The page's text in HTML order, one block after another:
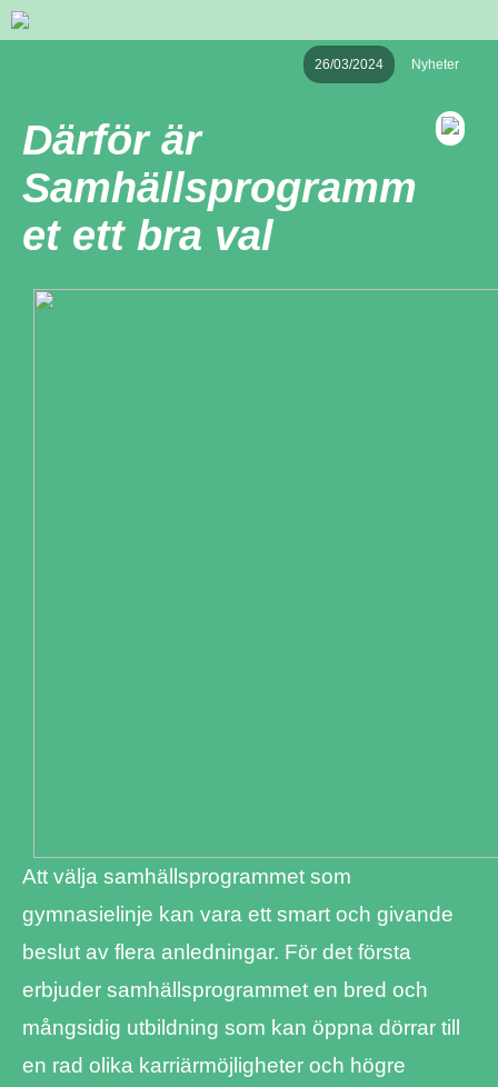
26/03/2024 Nyheter
Därför är
Samhällsprogramm
et ett bra val
Att välja samhällsprogrammet som
gymnasielinje kan vara ett smart och givande
beslut av flera anledningar. För det första
erbjuder samhällsprogrammet en bred och
mångsidig utbildning som kan öppna dörrar till
en rad olika karriärmöjligheter och högre